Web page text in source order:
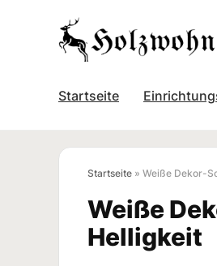
Startseite
Startseite » Weiße Dekor-
Weiße
Helligkeit